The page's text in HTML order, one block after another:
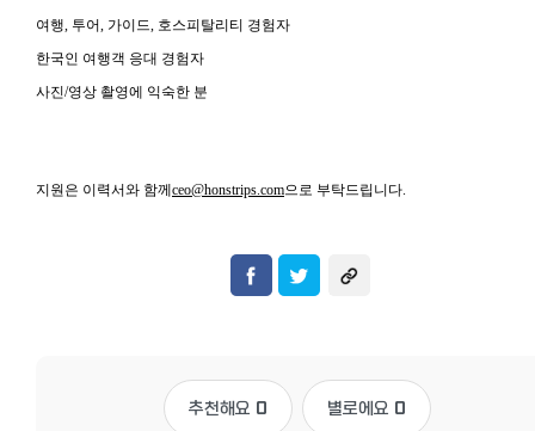
여행, 투어, 가이드, 호스피탈리티 경험자
한국인 여행객 응대 경험자
사진/영상 촬영에 익숙한 분
지원은 이력서와 함께 ceo@honstrips.com으로 부탁드립니다.
추천해요 0 별로에요 0